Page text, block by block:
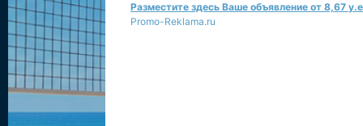
Разместите здесь Ваше объявление от 8,67
Promo-Reklama.ru